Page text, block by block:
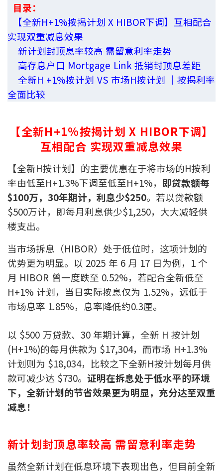
工商铺按揭计算
印花税计算
免费物业估价
下载中心
新闻/研究
公司动态
按市新闻
统计数据库
按揭智库
楼按专栏
实时银行资讯
装修·保险优惠
免费装修转介服务
装修设计专栏
保险资讯专栏
目录：
【全新H+1%按揭计划 X HIBOR下调】互相配合
实现双重减息效果
新计划封顶息率较高 需留意利率走势
高存息户口 Mortgage Link 抵销封顶息差距
全新H +1%按计划 VS 市场H按计划 ｜按揭利率
全面比较
【全新H+1%按揭计划 X HIBOR下调】
互相配合 实现双重减息效果
【全新H按计划】的主要优惠在于将市场的H按利
率由低至H+1.3%下调至低至H+1%， 即贷款额每
$100万，30年期计，利息少$250。若以贷款额
$500万计，即每月利息供少$1,250，大大减轻供
楼支出。
当市场拆息（HIBOR）处于低位时，这项计划的
优势更为明显。以 2025 年 6 月 17 日为例，1 个
月 HIBOR 曾一度跌至 0.52%，若配合全新低至
H+1% 计划，当日实际按息仅为 1.52%，远低于
市场息率 1.85%，息率降低约0.3厘。
以 $500 万贷款、30 年期计算，全新 H 按计划
(H+1%)的每月供款为 $17,304，而市场 H+1.3%
计划则为 $18,034，比较之下全新H按计划每月供
款可减少达 $730。证明在拆息处于低水平的环境
下，全新计划的节省效果更为明显，充分达至双重
减息！
新计划封顶息率较高 需留意利率走势
虽然全新计划在低息环境下表现出色，但目前全新